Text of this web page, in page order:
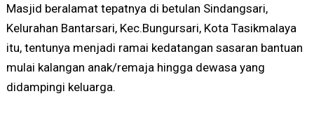
Masjid beralamat tepatnya di betulan Sindangsari,
Kelurahan Bantarsari, Kec.Bungursari, Kota Tasikmalaya
itu, tentunya menjadi ramai kedatangan sasaran bantuan
mulai kalangan anak/remaja hingga dewasa yang
didampingi keluarga.